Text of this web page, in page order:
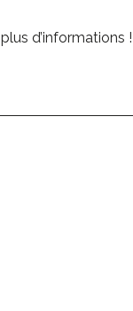
d’informations !